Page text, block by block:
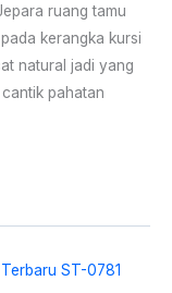
ruang tamu
kerangka kursi
natural jadi yang
pahatan